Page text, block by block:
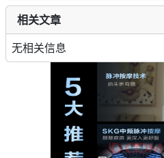
相关文章
无相关信息